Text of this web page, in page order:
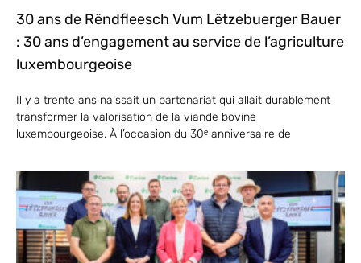
30 ans de Rëndfleesch Vum Lëtzebuerger Bauer
: 30 ans d’engagement au service de l’agriculture
luxembourgeoise
Il y a trente ans naissait un partenariat qui allait durablement
transformer la valorisation de la viande bovine
luxembourgeoise. À l’occasion du 30ᵉ anniversaire de